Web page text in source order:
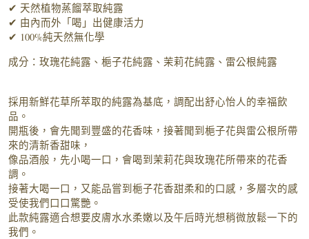
✔ 天然植物蒸餾萃取純露
✔ 由內而外「喝」出健康活力
✔ 100%純天然無化學
成分：玫瑰花純露、梔子花純露、茉莉花純露、雷公根純露
採用新鮮花草所萃取的純露為基底，調配出舒心怡人的幸福飲
品。
開瓶後，會先聞到豐盛的花香味，接著聞到梔子花與雷公根所帶
來的清新香甜味，
像品酒般，先小喝一口，會喝到茉莉花與玫瑰花所帶來的花香
調。
接著大喝一口，又能品嘗到梔子花香甜柔和的口感，多層次的感
受使我們口口驚艷。
此款純露適合想要皮膚水水柔嫩以及午后時光想稍微放鬆一下的
我們。